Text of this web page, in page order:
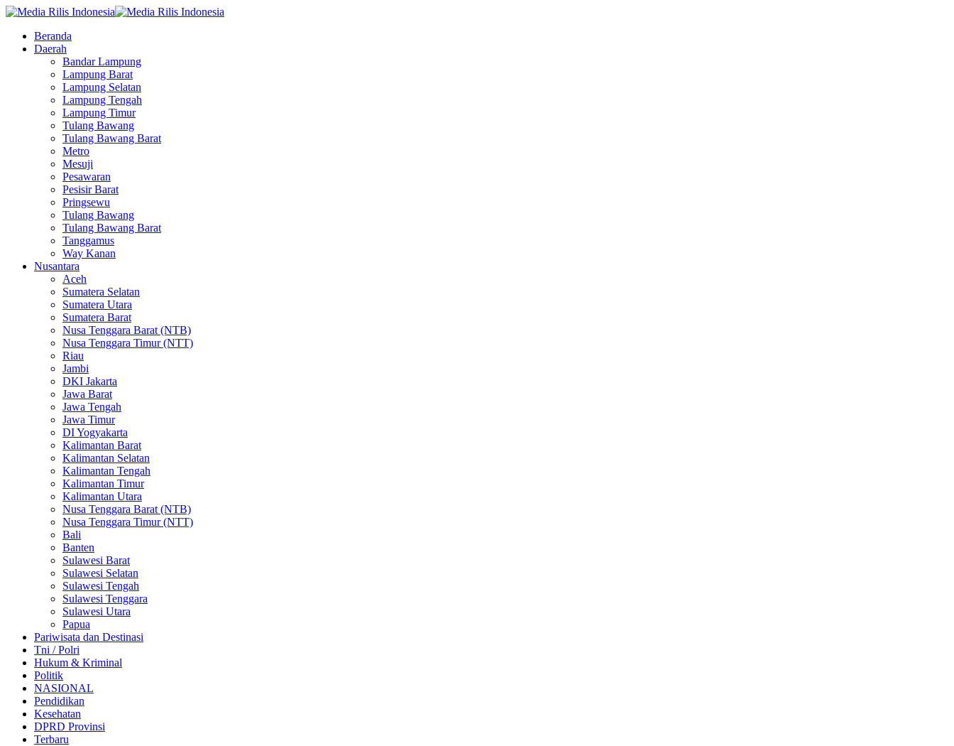
Beranda
Daerah
Bandar Lampung
Lampung Barat
Lampung Selatan
Lampung Tengah
Lampung Timur
Tulang Bawang
Tulang Bawang Barat
Metro
Mesuji
Pesawaran
Pesisir Barat
Pringsewu
Tulang Bawang
Tulang Bawang Barat
Tanggamus
Way Kanan
Nusantara
Aceh
Sumatera Selatan
Sumatera Utara
Sumatera Barat
Nusa Tenggara Barat (NTB)
Nusa Tenggara Timur (NTT)
Riau
Jambi
DKI Jakarta
Jawa Barat
Jawa Tengah
Jawa Timur
DI Yogyakarta
Kalimantan Barat
Kalimantan Selatan
Kalimantan Tengah
Kalimantan Timur
Kalimantan Utara
Nusa Tenggara Barat (NTB)
Nusa Tenggara Timur (NTT)
Bali
Banten
Sulawesi Barat
Sulawesi Selatan
Sulawesi Tengah
Sulawesi Tenggara
Sulawesi Utara
Papua
Pariwisata dan Destinasi
Tni / Polri
Hukum & Kriminal
Politik
NASIONAL
Pendidikan
Kesehatan
DPRD Provinsi
Terbaru